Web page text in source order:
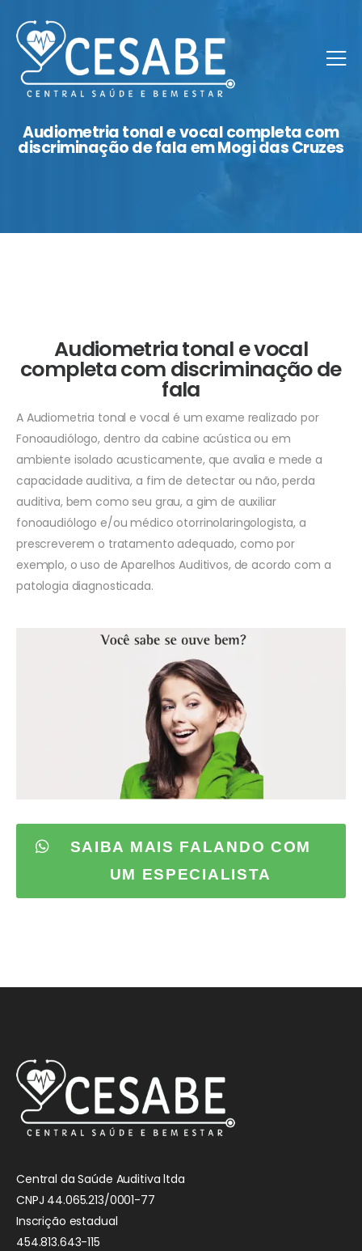
Audiometria tonal e vocal completa com
discriminação de fala em Mogi das Cruzes
Audiometria tonal e vocal
completa com discriminação de
fala
A Audiometria tonal e vocal é um exame realizado por
Fonoaudiólogo, dentro da cabine acústica ou em
ambiente isolado acusticamente, que avalia e mede a
capacidade auditiva, a fim de detectar ou não, perda
auditiva, bem como seu grau, a gim de auxiliar
fonoaudiólogo e/ou médico otorrinolaringologista, a
prescreverem o tratamento adequado, como por
exemplo, o uso de Aparelhos Auditivos, de acordo com a
patologia diagnosticada.
SAIBA MAIS FALANDO COM
UM ESPECIALISTA
Central da Saúde Auditiva ltda
CNPJ 44.065.213/0001-77
Inscrição estadual
454.813.643-115